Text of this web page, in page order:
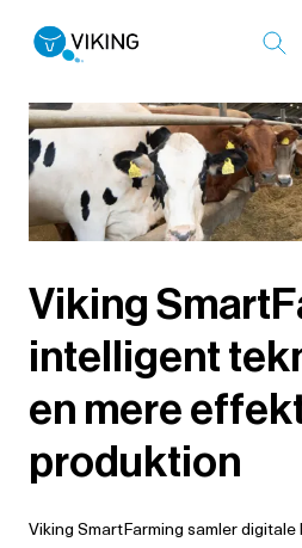
Log ind med det
Viking
intelligent
en mere
produktion
Viking SmartFarming samler